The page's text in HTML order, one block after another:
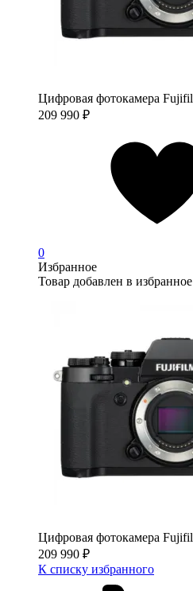
Цифровая фотокамера
209 990 ₽
0
Избранное
Товар добавлен в избранное
Цифровая фотокамера
209 990 ₽
К списку избранного